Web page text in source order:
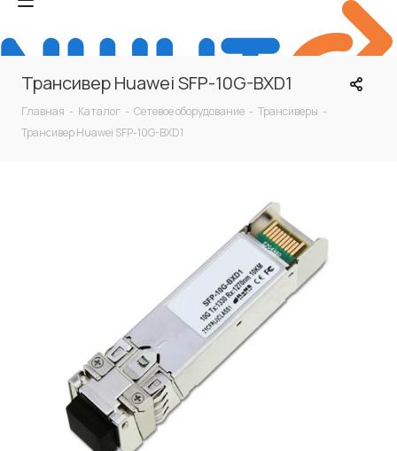
Трансивер Huawei SFP-10G-BXD1
Главная - Каталог - Сетевое оборудование - Трансиверы -
Трансивер Huawei SFP-10G-BXD1